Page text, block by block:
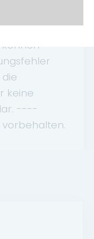
Hotel-
keine
----